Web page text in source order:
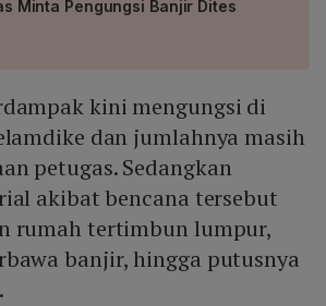
Minta Pengungsi Banjir Dites
kini mengungsi di
dan jumlahnya masih
petugas. Sedangkan
akibat bencana tersebut
rumah tertimbun lumpur,
banjir, hingga putusnya